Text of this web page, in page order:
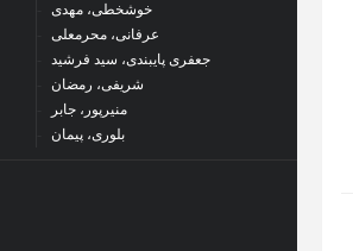
خوشخطی، مهدی
عرفانی، محرمعلی
جعفری پایبندی، سید فرشید
شریفی، رمضان
منیرپور، جابر
بلوری، پیمان